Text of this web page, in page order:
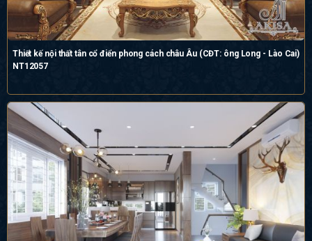
Thiết kế nội thất tân cổ điển phong cách châu Âu (CĐT: ông Long - Lào Cai)
NT12057